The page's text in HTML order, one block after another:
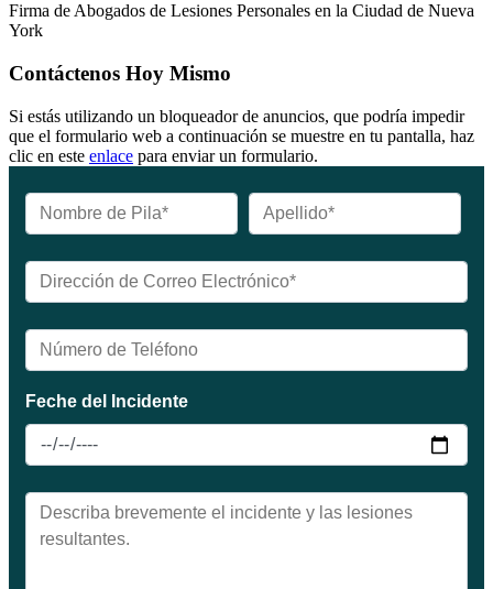
Firma de Abogados de Lesiones Personales en la Ciudad de Nueva
York
Contáctenos Hoy Mismo
Si estás utilizando un bloqueador de anuncios, que podría impedir
que el formulario web a continuación se muestre en tu pantalla, haz
clic en este enlace para enviar un formulario.